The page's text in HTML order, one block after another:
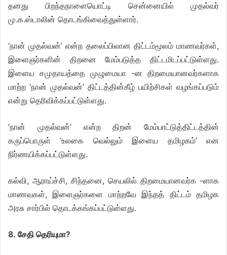
தனது பிறந்தநாளையொட்டி சென்னையில் முதல்வர்
மு.க.ஸ்டாலின் தொடங்கிவைத்துள்ளார்.
‘நான் முதல்வன்’ என்ற தலைப்பிலான திட்டம்மூலம் மாணவர்கள்,
இளைஞர்களின் திறனை மேம்படுத்த திட்டமிடப்பட்டுள்ளது.
இளைய சமுதாயத்தை முழுமையா -ன திறமையானவர்களாக
மாற்ற ‘நான் முதல்வன்’ திட்டத்தின்கீழ் பயிற்சிகள் வழங்கப்படும்
என்று தெரிவிக்கப்பட்டுள்ளது.
‘நான் முதல்வன்’ என்ற திறன் மேம்பாட்டுத்திட்டத்தின்
கருப்பொருள் ‘உலகை வெல்லும் இளைய தமிழகம்’ என
நிர்ணயிக்கப்பட்டுள்ளது.
கல்வி, ஆராய்ச்சி, சிந்தனை, செயலில் திறமையானவர்க -ளாக
மாணவகள், இளைஞர்களை மாற்றவே இந்தத் திட்டம் தமிழக
அரசு சார்பில் தொடக்கங்கப்பட்டுள்ளது.
8. சேதி தெரியுமா?